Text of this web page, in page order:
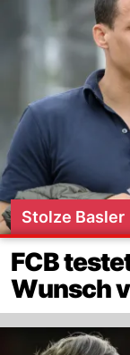
Stolze Basler
FCB
Wunsch